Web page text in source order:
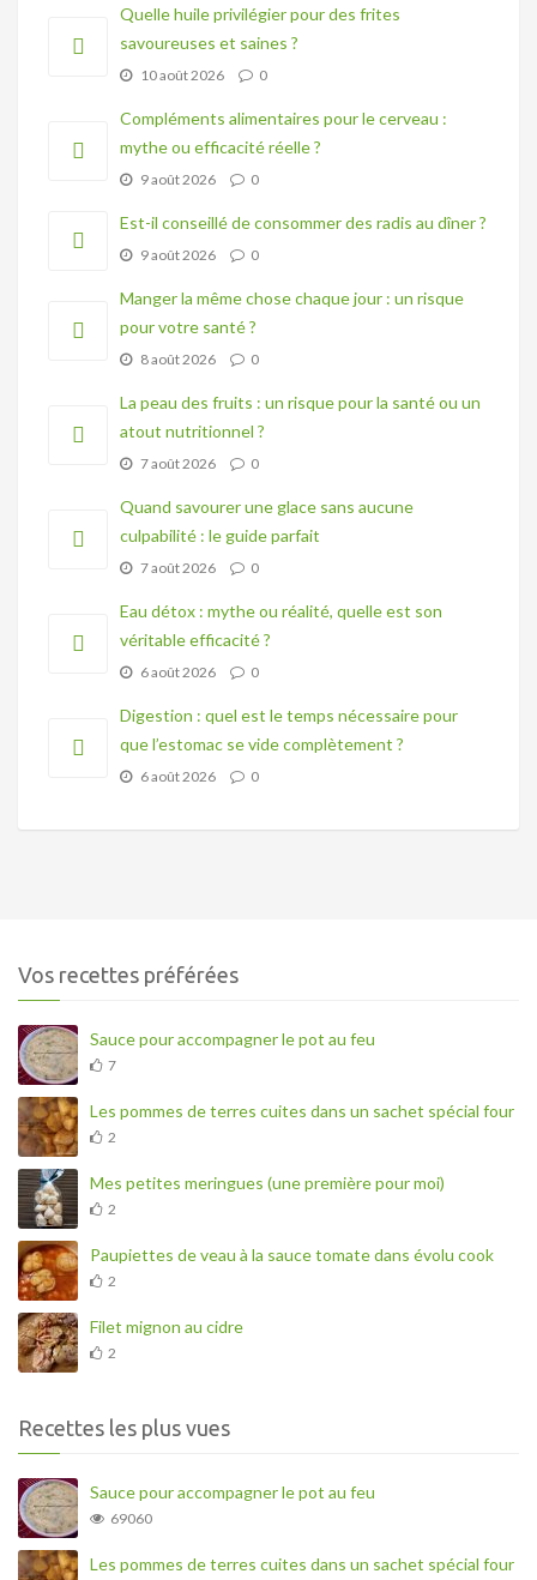
Quelle huile privilégier pour des frites
savoureuses et saines ?
10 août 2026 0
Compléments alimentaires pour le cerveau :
mythe ou efficacité réelle ?
9 août 2026 0
Est-il conseillé de consommer des radis au dîner ?
9 août 2026 0
Manger la même chose chaque jour : un risque
pour votre santé ?
8 août 2026 0
La peau des fruits : un risque pour la santé ou un
atout nutritionnel ?
7 août 2026 0
Quand savourer une glace sans aucune
culpabilité : le guide parfait
7 août 2026 0
Eau détox : mythe ou réalité, quelle est son
véritable efficacité ?
6 août 2026 0
Digestion : quel est le temps nécessaire pour
que l’estomac se vide complètement ?
6 août 2026 0
Vos recettes préférées
Sauce pour accompagner le pot au feu
7
Les pommes de terres cuites dans un sachet spécial four
2
Mes petites meringues (une première pour moi)
2
Paupiettes de veau à la sauce tomate dans évolu cook
2
Filet mignon au cidre
2
Recettes les plus vues
Sauce pour accompagner le pot au feu
69060
Les pommes de terres cuites dans un sachet spécial four